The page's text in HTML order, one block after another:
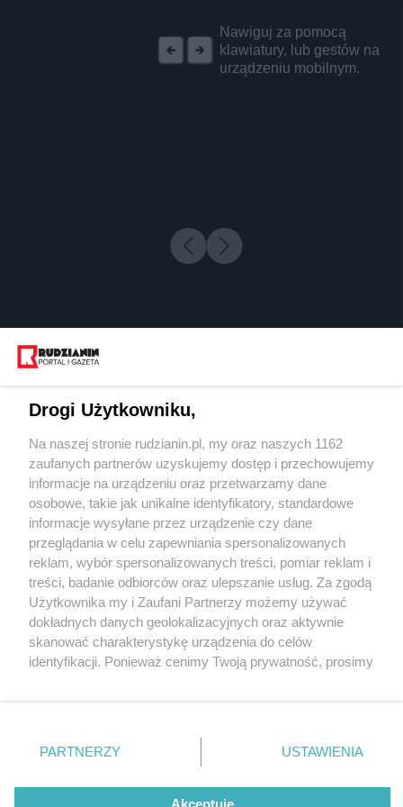
Nawiguj za pomocą
klawiatury, lub gestów na
urządzeniu mobilnym.
5 / 0
Wydawca mediów
Nie zapomnij
zapoznać się z:
polityką prywatności regulamin korzystania z portali
Twojemiasto
Piekary Śląskie
Chorzów
Tarnowskie Góry
Gliwice
Skontakuj sięz nami
Kontakt
Wydawca
Redakcja
Drogi Użytkowniku,
Na naszej stronie rudzianin.pl, my oraz naszych 1162
zaufanych partnerów uzyskujemy dostęp i przechowujemy
informacje na urządzeniu oraz przetwarzamy dane
osobowe, takie jak unikalne identyfikatory, standardowe
informacje wysyłane przez urządzenie czy dane
przeglądania w celu zapewniania spersonalizowanych
reklam, wybór spersonalizowanych treści, pomiar reklam i
treści, badanie odbiorców oraz ulepszanie usług. Za zgodą
Użytkownika my i Zaufani Partnerzy możemy używać
dokładnych danych geolokalizacyjnych oraz aktywnie
skanować charakterystykę urządzenia do celów
identyfikacji. Ponieważ cenimy Twoją prywatność, prosimy
prywatności znajdujący się w lewym dolnym rogu strony
. Niektóre rodzaje przetwarzania danych nie wymagają
zgody użytkownika, ale masz prawo sprzeciwić się
takiemu przetwarzaniu. Preferencje będą miały
PARTNERZY USTAWIENIA
Akceptuję